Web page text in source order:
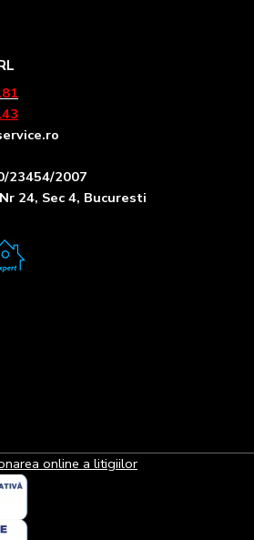
23454/2007
24, Sec 4, Bucuresti
online a litigiilor